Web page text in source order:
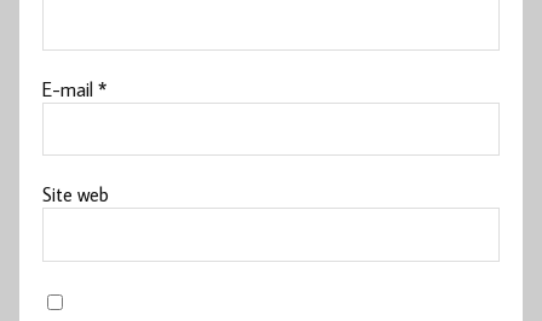
E-mail*
Site web